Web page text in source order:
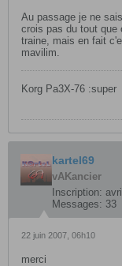
Au passage je ne
crois pas du tout
traine, mais en fait
mavilim.
Korg Pa3X-76 :super
kartel69
vAKancier
Inscription:
Messages: 33
22 juin 2007, 06h10
merci